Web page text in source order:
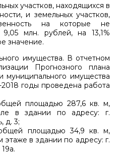
участков, находящихся в
и земельных участков,
на которые не
9,05 млн. рублей, на 13,1%
значение.
имущества. В отчетном
Прогнозного плана
муниципального имущества
годы проведена работа
площадью 287,6 кв. м,
в здании по адресу: г.
д. 3;
площадью 34,9 кв. м,
в здании по адресу: г.